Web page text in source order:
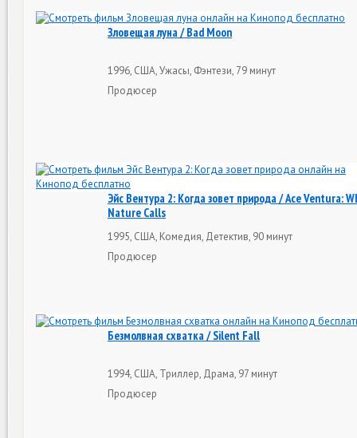
Зловещая луна / Bad Moon
1996, США, Ужасы, Фэнтези, 79 минут
Продюсер
Эйс Вентура 2: Когда зовет природа / Ace Ventura:
Nature Calls
1995, США, Комедия, Детектив, 90 минут
Продюсер
Безмолвная схватка / Silent Fall
1994, США, Триллер, Драма, 97 минут
Продюсер